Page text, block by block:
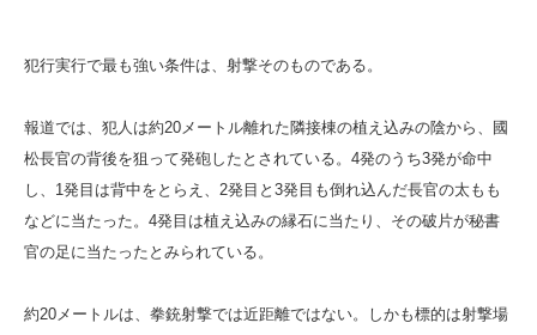
犯行実行で最も強い条件は、射撃そのものである。
報道では、犯人は約20メートル離れた隣接棟の植え込みの陰から、國
松長官の背後を狙って発砲したとされている。4発のうち3発が命中
し、1発目は背中をとらえ、2発目と3発目も倒れ込んだ長官の太もも
などに当たった。4発目は植え込みの縁石に当たり、その破片が秘書
官の足に当たったとみられている。
約20メートルは、拳銃射撃では近距離ではない。しかも標的は射撃場